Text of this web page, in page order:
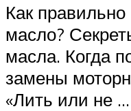
Как
масло?
масла. Когда
замены
«Лить или не …